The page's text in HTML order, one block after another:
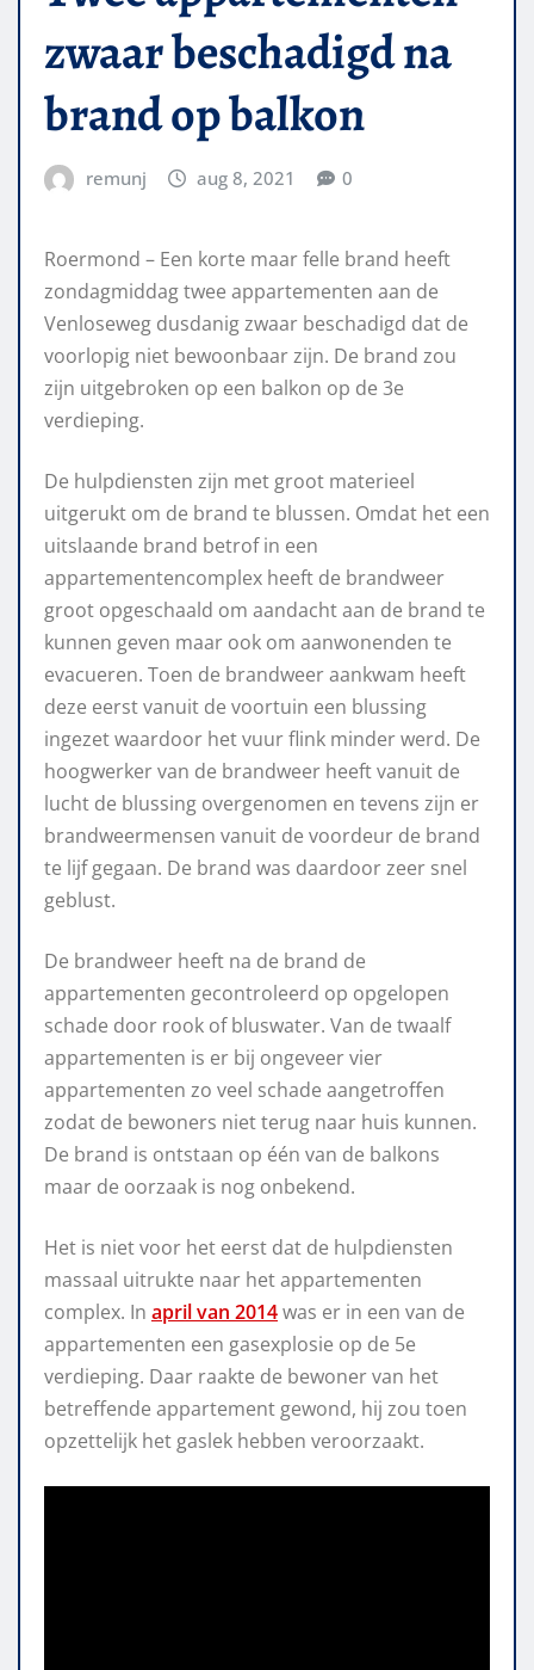
zwaar beschadigd na
brand op balkon
remunj aug 8, 2021 0
Roermond – Een korte maar felle brand heeft
zondagmiddag twee appartementen aan de
Venloseweg dusdanig zwaar beschadigd dat de
voorlopig niet bewoonbaar zijn. De brand zou
zijn uitgebroken op een balkon op de 3e
verdieping.
De hulpdiensten zijn met groot materieel
uitgerukt om de brand te blussen. Omdat het een
uitslaande brand betrof in een
appartementencomplex heeft de brandweer
groot opgeschaald om aandacht aan de brand te
kunnen geven maar ook om aanwonenden te
evacueren. Toen de brandweer aankwam heeft
deze eerst vanuit de voortuin een blussing
ingezet waardoor het vuur flink minder werd. De
hoogwerker van de brandweer heeft vanuit de
lucht de blussing overgenomen en tevens zijn er
brandweermensen vanuit de voordeur de brand
te lijf gegaan. De brand was daardoor zeer snel
geblust.
De brandweer heeft na de brand de
appartementen gecontroleerd op opgelopen
schade door rook of bluswater. Van de twaalf
appartementen is er bij ongeveer vier
appartementen zo veel schade aangetroffen
zodat de bewoners niet terug naar huis kunnen.
De brand is ontstaan op één van de balkons
maar de oorzaak is nog onbekend.
Het is niet voor het eerst dat de hulpdiensten
massaal uitrukte naar het appartementen
complex. In april van 2014was er in een van de
appartementen een gasexplosie op de 5e
verdieping. Daar raakte de bewoner van het
betreffende appartement gewond, hij zou toen
opzettelijk het gaslek hebben veroorzaakt.